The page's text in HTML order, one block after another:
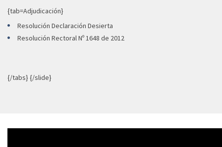
{tab=Adjudicación}
Resolución Declaración Desierta
Resolución Rectoral Nº 1648 de 2012
{/tabs} {/slide}